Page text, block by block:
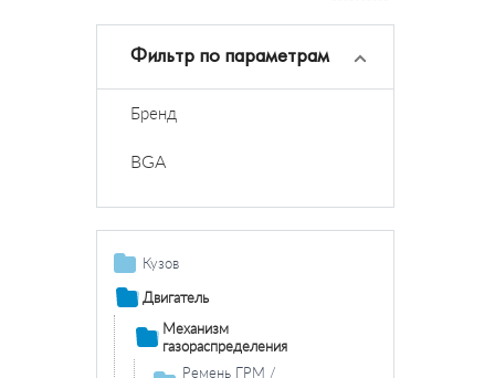
Фильтр по параметрам
Бренд
BGA
Кузов
Дополнительная
комплектующие
Противотуманная
фара /
Система
Двигатель
Механизм
газораспределения
Ремень ГРМ /